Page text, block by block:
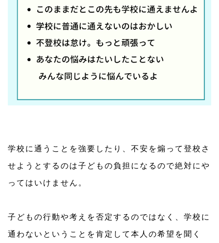
学校に通うことを強要したり、不安を煽って登校さ
せようとするのは子どもの負担になるので絶対にや
ってはいけません。
子どもの行動や考えを否定するのではなく、学校に
通わないということを肯定して本人の希望を聞く